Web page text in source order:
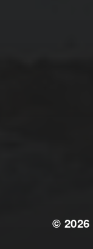
© 2026